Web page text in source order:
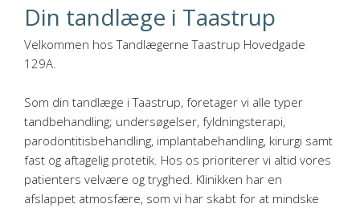
Din tandlæge i Taastrup
Velkommen hos Tandlægerne Taastrup Hovedgade
129A.
Som din tandlæge i Taastrup, foretager vi alle typer
tandbehandling; undersøgelser, fyldningsterapi,
parodontitisbehandling, implantabehandling, kirurgi samt
fast og aftagelig protetik. Hos os prioriterer vi altid vores
patienters velvære og tryghed. Klinikken har en
afslappet atmosfære, som vi har skabt for at mindske